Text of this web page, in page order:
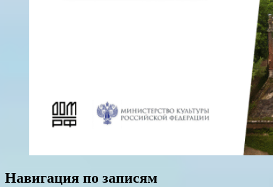
Навигация по записям